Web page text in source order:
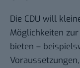
Die CDU will
Möglichkeiten
bieten –